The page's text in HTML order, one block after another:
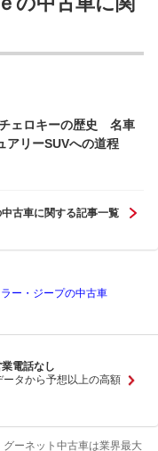
ェロキーの歴史 名車
アリーSUVへの道程
古車に関する記事一覧
ー・ジープの中古車
電話なし
ータから予想以上の高額
ーネット中古車は業界最大